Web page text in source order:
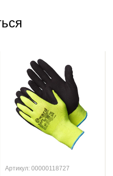
Артикул: 00000118727